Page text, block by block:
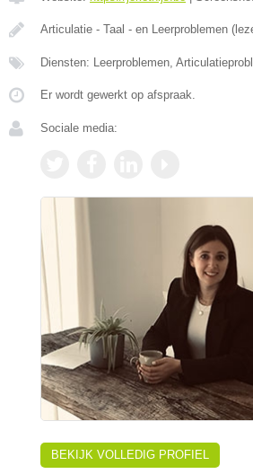
Articulatie - Taal - en Leerproblemen
Diensten: Leerproblemen,
Er wordt gewerkt op afspraak.
Sociale media:
BEKIJK VOLLEDIG PROFIEL